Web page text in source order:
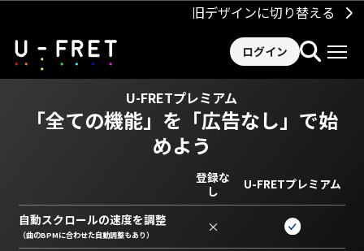
旧デザインに切り替える
ログイン
U-FRETプレミアム
「全ての機能」を 「広告なし」で始
めよう
登録な
し
U-FRETプレミアム
自動スクロールの速度を調整
（曲のBPMに合わせた自動調整もあり） ×